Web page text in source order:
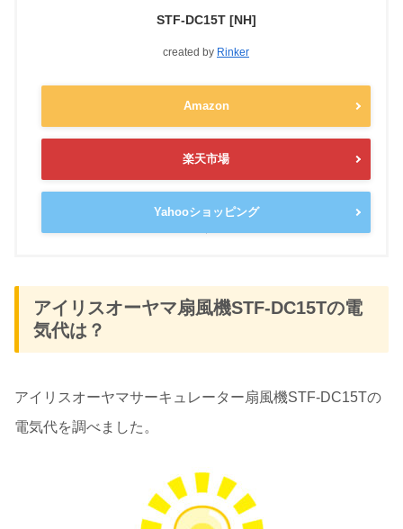
STF-DC15T [NH]
created by Rinker
Amazon
楽天市場
Yahooショッピング
アイリスオーヤマ扇風機STF-DC15Tの電
気代は？
アイリスオーヤマサーキュレーター扇風機STF-DC15Tの
電気代を調べました。